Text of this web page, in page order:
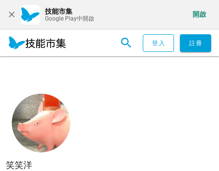
技能市集
Google Play中開啟
開啟
登入 註冊
笑笑洋